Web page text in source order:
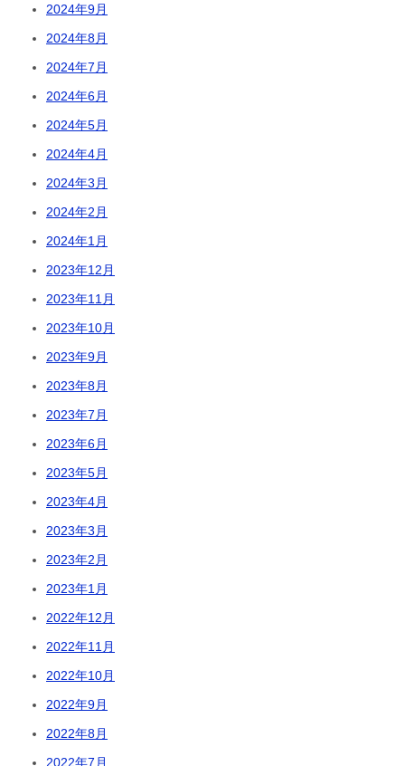
2024年9月
2024年8月
2024年7月
2024年6月
2024年5月
2024年4月
2024年3月
2024年2月
2024年1月
2023年12月
2023年11月
2023年10月
2023年9月
2023年8月
2023年7月
2023年6月
2023年5月
2023年4月
2023年3月
2023年2月
2023年1月
2022年12月
2022年11月
2022年10月
2022年9月
2022年8月
2022年7月